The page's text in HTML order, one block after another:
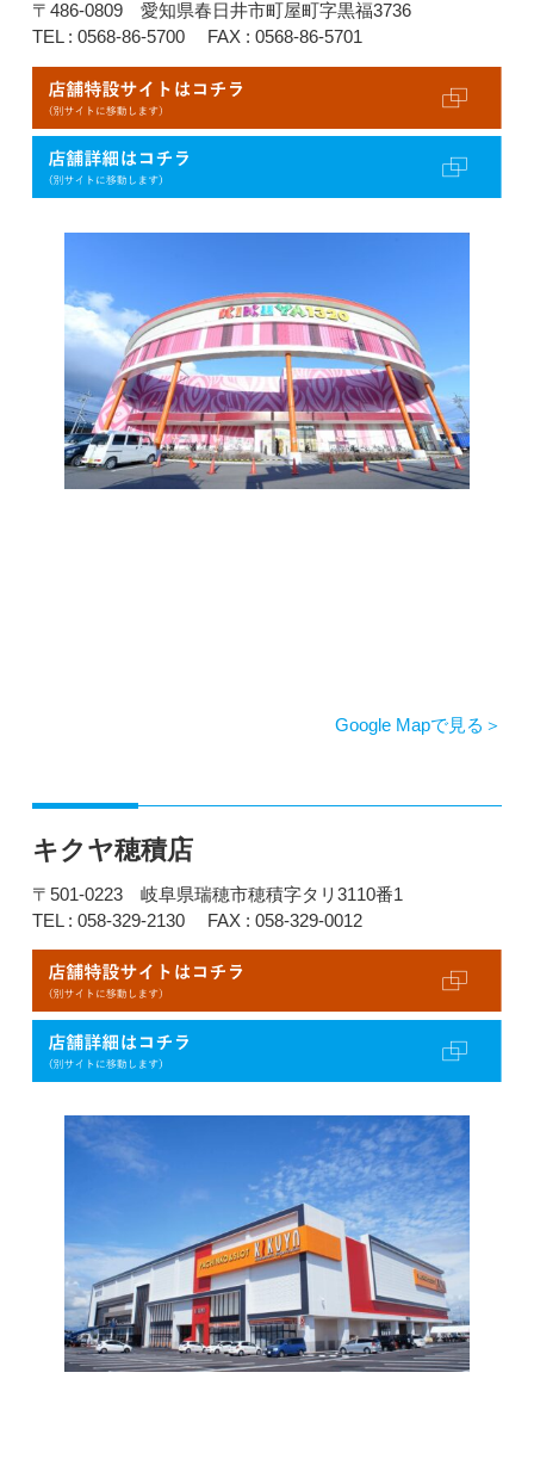
〒486-0809 愛知県春日井市町屋町字黒福3736
TEL : 0568-86-5700
FAX : 0568-86-5701
Google Mapで見る
キクヤ穂積店
〒501-0223 岐阜県瑞穂市穂積字タリ3110番1
TEL : 058-329-2130
FAX : 058-329-0012